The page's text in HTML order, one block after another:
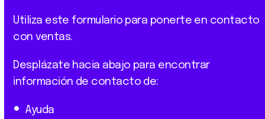
Utiliza este formulario para ponerte en contacto
con ventas.
Desplázate hacia abajo para encontrar
información de contacto de:
Ayuda